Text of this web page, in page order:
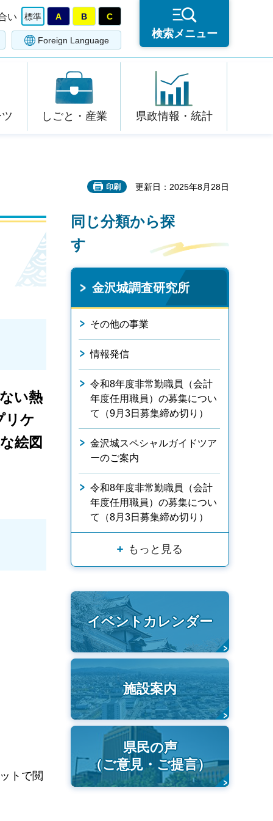
い 標準 A B C
Foreign Language
検索メニュー
しごと・産業 県政情報・統計
印刷 更新日：2025年8月28日
い熱
リケ
絵図
トで閲
同じ分類から探
す
金沢城調査研究所
その他の事業
情報発信
令和8年度非常勤職員（会計
年度任用職員）の募集につい
て（9月3日募集締め切り）
金沢城スペシャルガイドツア
ーのご案内
令和8年度非常勤職員（会計
年度任用職員）の募集につい
て（8月3日募集締め切り）
もっと見る
イベントカレンダー
施設案内
県民の声
（ご意見・ご提言）